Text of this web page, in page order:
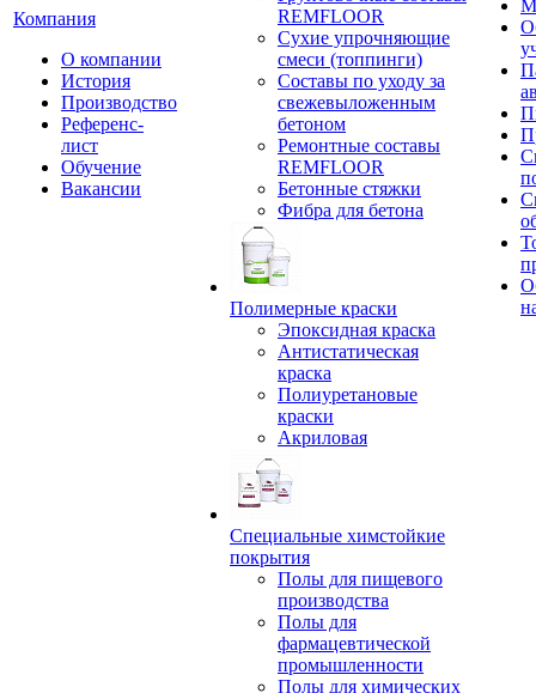
Компания
О компании
История
Производство
Референс-
лист
Обучение
Вакансии
REMFLOOR
Сухие упрочняющие
смеси (топпинги)
Составы по уходу за
свежевыложенным
бетоном
Ремонтные составы
REMFLOOR
Бетонные стяжки
Фибра для бетона
Полимерные краски
Эпоксидная краска
Антистатическая
краска
Полиуретановые
краски
Акриловая
Специальные химстойкие
покрытия
Полы для пищевого
производства
Полы для
фармацевтической
промышленности
Полы для химических